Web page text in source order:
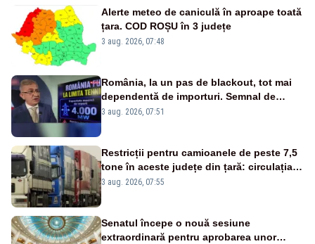
Alerte meteo de caniculă în aproape toată
țara. COD ROȘU în 3 județe
3 aug. 2026, 07:48
România, la un pas de blackout, tot mai
dependentă de importuri. Semnal de
alarmă tras de un expert în energie
3 aug. 2026, 07:51
Restricții pentru camioanele de peste 7,5
tone în aceste județe din țară: circulația
este interzisă luni, între orele 12:00 și
3 aug. 2026, 07:55
Senatul începe o nouă sesiune
extraordinară pentru aprobarea unor